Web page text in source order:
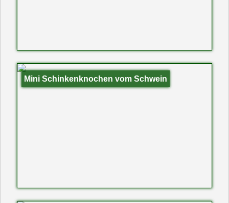
Mini Schinkenknochen vom Schwein